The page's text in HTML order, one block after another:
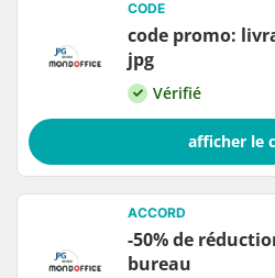
CODE
code promo:
jpg
Vérifié
afficher le
ACCORD
-50% de
bureau